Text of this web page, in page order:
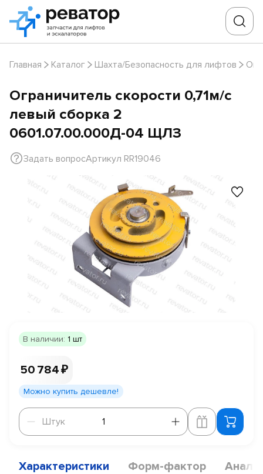
Главная Каталог Шахта/Безопасность для лифтов
Ограничитель скорости 0,71м/с
левый сборка 2
0601.07.00.000Д-04 ЩЛЗ
Задать вопросАртикул RR19046
В наличии: 1 шт
50 784 ₽
Можно купить дешевле!
Штук
Штук
Характеристики Форм-фактор